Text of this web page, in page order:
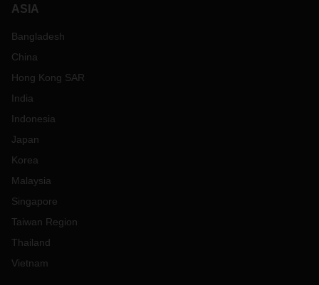
ASIA
Bangladesh
China
Hong Kong SAR
India
Indonesia
Japan
Korea
Malaysia
Singapore
Taiwan Region
Thailand
Vietnam